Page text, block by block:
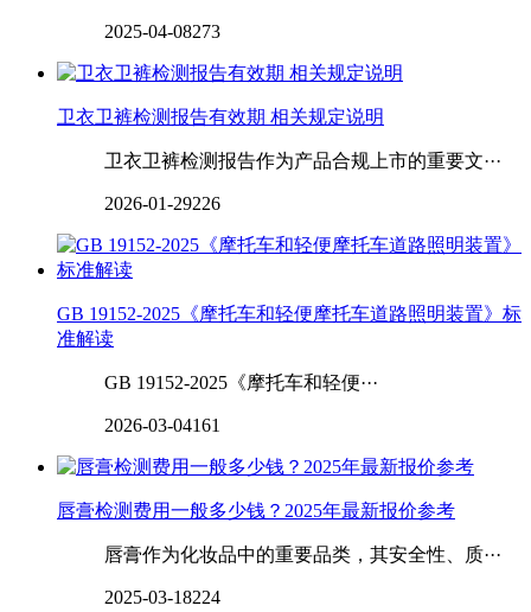
2025-04-08273
卫衣卫裤检测报告有效期 相关规定说明
卫衣卫裤检测报告作为产品合规上市的重要文···
2026-01-29226
GB 19152-2025《摩托车和轻便摩托车道路照明装置》标
准解读
GB 19152-2025《摩托车和轻便···
2026-03-04161
唇膏检测费用一般多少钱？2025年最新报价参考
唇膏作为化妆品中的重要品类，其安全性、质···
2025-03-18224